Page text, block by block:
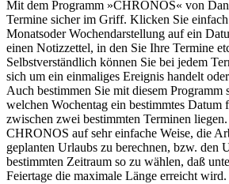
Mit dem Programm »CHRONOS« von
Termine sicher im Griff. Klicken Sie einfach
Monatsoder Wochendarstellung auf ein
einen Notizzettel, in den Sie Ihre Termine
Selbstverständlich können Sie bei jedem
sich um ein einmaliges Ereignis handelt
Auch bestimmen Sie mit diesem Programm
welchen Wochentag ein bestimmtes Datum
zwischen zwei bestimmten Terminen liegen.
CHRONOS auf sehr einfache Weise, die
geplanten Urlaubs zu berechnen, bzw. den
bestimmten Zeitraum so zu wählen, daß
Feiertage die maximale Länge erreicht wird.